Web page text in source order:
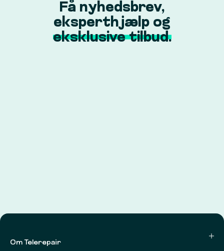
Få nyhedsbrev,
eksperthjælp og
eksklusive tilbud.
Om Telerepair